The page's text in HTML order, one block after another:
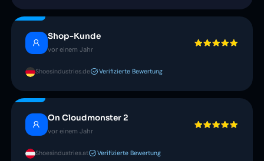
Shop-Kunde
vor einem Jahr
Shoesindustries.de Verifizierte Bewertung
On Cloudmonster 2
vor einem Jahr
Shoesindustries.at Verifizierte Bewertung